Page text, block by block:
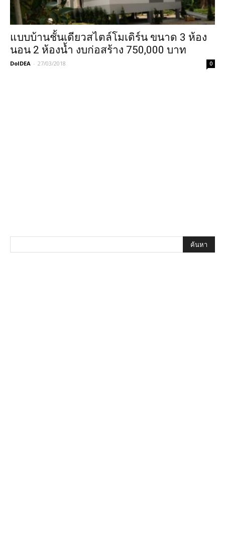
แบบบ้านชั้นเดียวสไตล์โมเดิร์น ขนาด 3 ห้อง
นอน 2 ห้องน้ำ งบก่อสร้าง 750,000 บาท
DoIDEA - 27/03/2018 0